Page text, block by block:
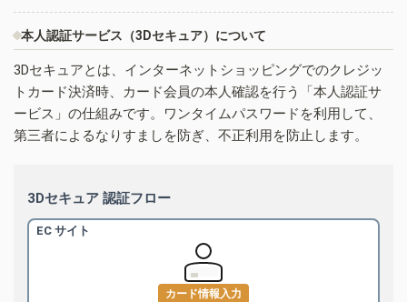
本人認証サービス（3Dセキュア）について
3Dセキュアとは、インターネットショッピングでのクレジッ
トカード決済時、カード会員の本人確認を行う「本人認証サ
ービス」の仕組みです。ワンタイムパスワードを利用して、
第三者によるなりすましを防ぎ、不正利用を防止します。
3Dセキュア 認証フロー
EC サイト
カード情報入力